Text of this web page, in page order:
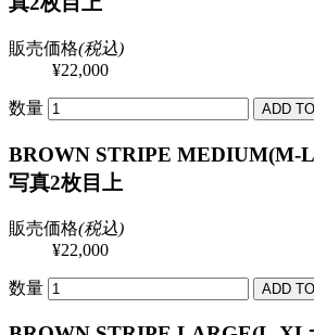
販売価格(税込)
¥22,000
数量
BROWN STRIPE MEDIUM(M-L
写真2枚目上
販売価格(税込)
¥22,000
数量